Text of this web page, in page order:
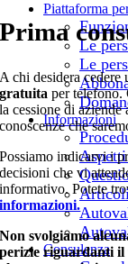
Piattaforma
Le
Le
Informazioni
Consulenza
Prima
A chi desidera
gratuita per telefono.
la cessione di
conoscenze che
Possiamo indicarvi i
decisioni che vi
informativo. Potete
informazioni.
Non svolgiamo
perizie riguardanti il